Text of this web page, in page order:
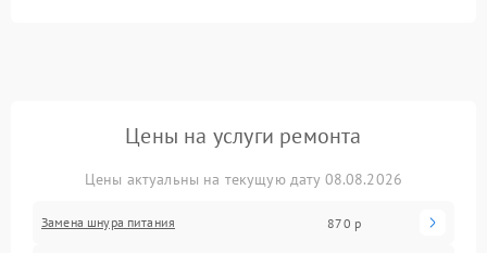
Цены на услуги ремонта
Цены актуальны на текущую дату 08.08.2026
Замена шнура питания 870 р